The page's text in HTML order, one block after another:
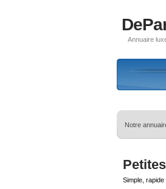
Annuaire
Notre
Simple,